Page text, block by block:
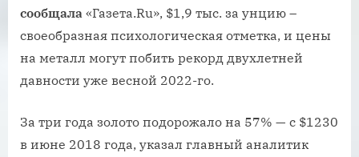
сообщала «Газета.Ru», $1,9 тыс. за унцию –
своеобразная психологическая отметка, и цены
на металл могут побить рекорд двухлетней
давности уже весной 2022-го.
За три года золото подорожало на 57% — с $1230
в июне 2018 года, указал главный аналитик